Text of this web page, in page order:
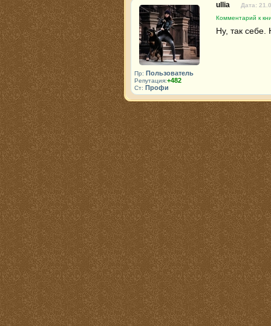
Пр: Пользователь
Репутация:+482
Ст: Профи
ullia
Дата:
Комментарий к
Ну, так себе.